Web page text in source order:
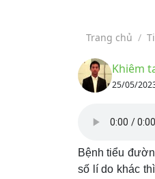
Trang chủ /
Khiêm
25/05/
Bệnh tiểu
số lí do khác